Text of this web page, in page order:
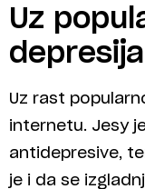
Uz
depresija
Uz rast
internetu. Jesy
antidepresive,
je i da se